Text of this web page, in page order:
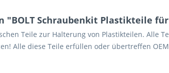
Schraubenkit Plastikteile für
Teile zur Halterung von Plastikteilen. Alle
Alle diese Teile erfüllen oder übertreffen